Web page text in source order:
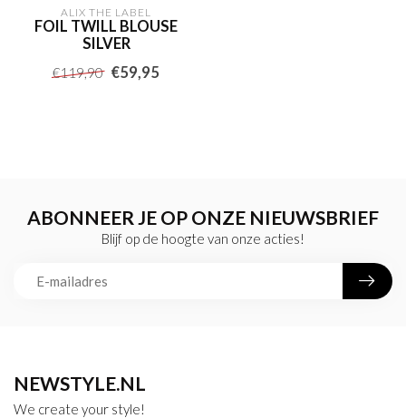
ALIX THE LABEL
FOIL TWILL BLOUSE
SILVER
€119,90 €59,95
ABONNEER JE OP ONZE NIEUWSBRIEF
Blijf op de hoogte van onze acties!
NEWSTYLE.NL
We create your style!